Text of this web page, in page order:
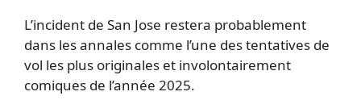
L’incident de San Jose restera probablement
dans les annales comme l’une des tentatives de
vol les plus originales et involontairement
comiques de l’année 2025.